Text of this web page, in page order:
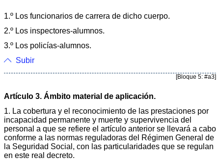
1.º Los funcionarios de carrera de dicho cuerpo.
2.º Los inspectores-alumnos.
3.º Los policías-alumnos.
Subir
[Bloque 5: #a3]
Artículo 3. Ámbito material de aplicación.
1. La cobertura y el reconocimiento de las prestaciones por
incapacidad permanente y muerte y supervivencia del
personal a que se refiere el artículo anterior se llevará a cabo
conforme a las normas reguladoras del Régimen General de
la Seguridad Social, con las particularidades que se regulan
en este real decreto.